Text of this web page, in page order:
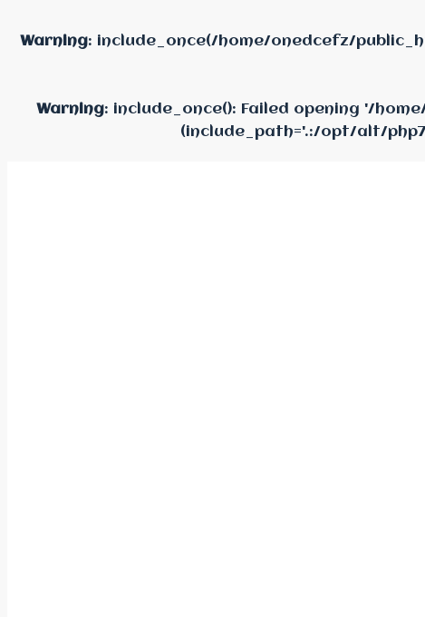
Warning: include_once(/home/onedcefz/
Warning: include_once(): Failed opening '/
(include_path='.:/opt/alt/